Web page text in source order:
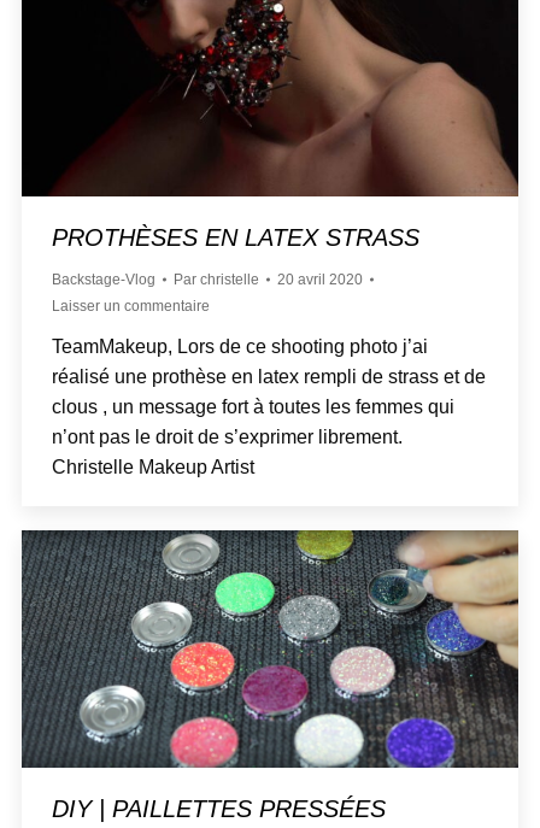
PROTHÈSES EN LATEX STRASS
Backstage-Vlog Par christelle
20 avril 2020
Laisser un commentaire
TeamMakeup, Lors de ce shooting photo j’ai
réalisé une prothèse en latex rempli de strass et de
clous , un message fort à toutes les femmes qui
n’ont pas le droit de s’exprimer librement.
Christelle Makeup Artist
DIY | PAILLETTES PRESSÉES